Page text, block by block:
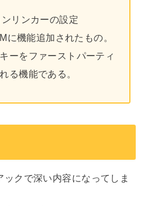
リンカーの設定
に機能追加されたもの。
ーをファーストパーティ
る機能である。
ックで深い内容になってしま